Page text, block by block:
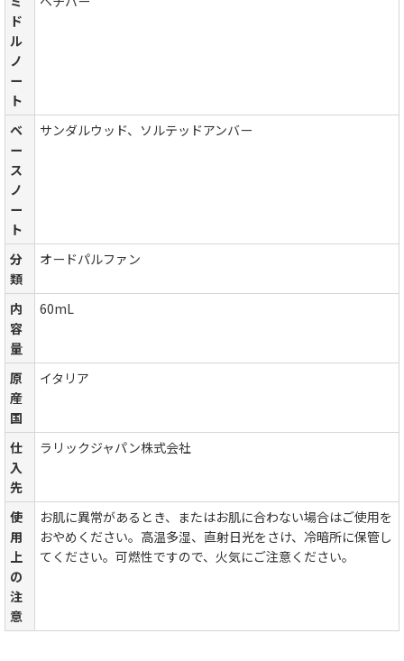
ド
ル
ノ
ー
ト
ベ
ー
ス
ノ
ー
ト
サンダルウッド、ソルテッドアンバー
分
類
オードパルファン
内
容
量
60mL
原
産
国
イタリア
仕
入
先
ラリックジャパン株式会社
使
用
上
の
注
意
お肌に異常があるとき、またはお肌に合わない場合はご使用を
おやめください。高温多湿、直射日光をさけ、冷暗所に保管し
てください。可燃性ですので、火気にご注意ください。